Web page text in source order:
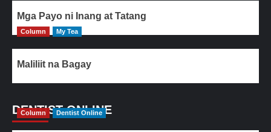
Mga Payo ni Inang at Tatang
Column My Tea
Maliliit na Bagay
DENTIST ONLINE
Column Dentist Online